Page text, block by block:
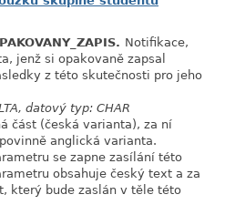
Notifikace,
jenž si opakovaně zapsal
z této skutečnosti pro jeho
datový typ: CHAR
část (česká varianta), za ní
anglická varianta.
se zapne zasílání této
obsahuje český text a za
který bude zaslán v těle této